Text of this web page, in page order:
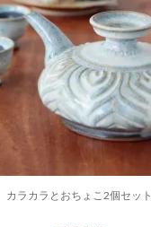
カラカラとおちょこ2個セット